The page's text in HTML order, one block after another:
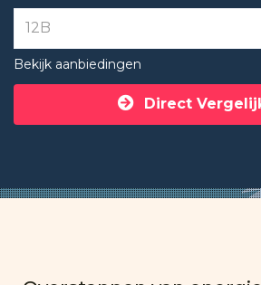
Bekijk aanbiedingen
Direct